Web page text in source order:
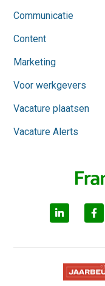
Communicatie
Content
Marketing
Voor werkgevers
Vacature plaatsen
Vacature Alerts